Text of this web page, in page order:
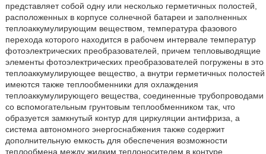
представляет собой одну или несколько герметичных полостей,
расположенных в корпусе солнечной батареи и заполненных
теплоаккумулирующим веществом, температура фазового
перехода которого находится в рабочем интервале температур
фотоэлектрических преобразователей, причем тепловыводящие
элементы фотоэлектрических преобразователей погружены в это
теплоаккумулирующее вещество, а внутри герметичных полостей
имеются также теплообменники для охлаждения
теплоаккумулирующего вещества, соединенные трубопроводами
со вспомогательным грунтовым теплообменником так, что
образуется замкнутый контур для циркуляции антифриза, а
система автономного энергоснабжения также содержит
дополнительную емкость для обеспечения возможности
теплообмена между жидким теплоносителем в контуре